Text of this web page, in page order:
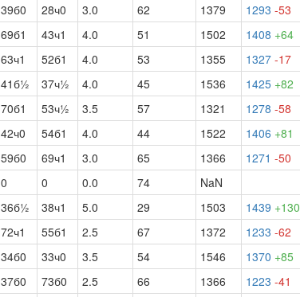
39б0 28ч0 3.0 62 1379 1293 -53
69б1 43ч1 4.0 51 1502 1408 +64
63ч1 52б1 4.0 53 1355 1327 -17
41б½ 37ч½ 4.0 45 1536 1425 +82
70б1 53ч½ 3.5 57 1321 1278 -58
42ч0 54б1 4.0 44 1522 1406 +81
59б0 69ч1 3.0 65 1366 1271 -50
0 0 0.0 74 NaN
36б½ 38ч1 5.0 29 1503 1439 +130
72ч1 55б1 2.5 67 1372 1233 -62
34б0 33ч0 3.5 54 1546 1370 +85
37б0 73б0 2.5 66 1366 1223 -41